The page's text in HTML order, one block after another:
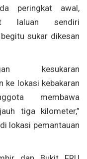
peringkat awal,
laluan sendiri
sukar dikesan
kesukaran
ke lokasi kebakaran
membawa
tiga kilometer,”
lokasi pemantauan